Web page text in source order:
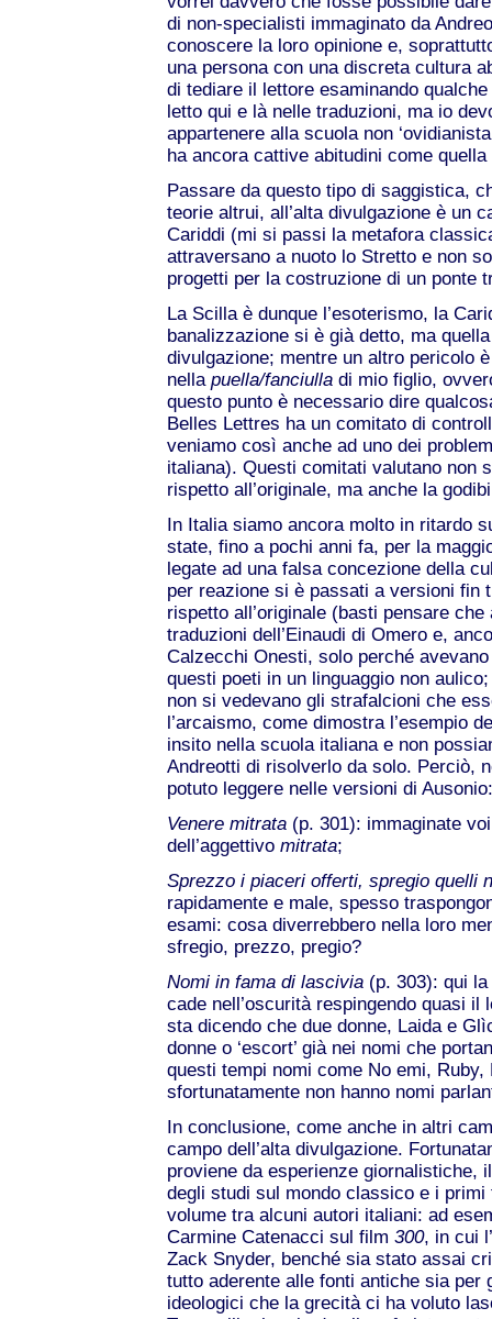
di non-specialisti immaginato da
conoscere la loro opinione e,
una persona con una discreta cultura
di tediare il lettore esaminando
letto qui e là nelle traduzioni, ma io
appartenere alla scuola non
ha ancora cattive abitudini come
Passare da questo tipo di saggistica,
teorie altrui, all’alta divulgazione è un
Cariddi (mi si passi la metafora
attraversano a nuoto lo Stretto e non
progetti per la costruzione di un ponte
La Scilla è dunque l’esoterismo, la
banalizzazione si è già detto, ma
divulgazione; mentre un altro pericolo
nella puella/fanciulla di mio figlio,
questo punto è necessario dire
Belles Lettres ha un comitato di
veniamo così anche ad uno dei
italiana). Questi comitati valutano non
rispetto all’originale, ma anche la
In Italia siamo ancora molto in ritardo
state, fino a pochi anni fa, per la
legate ad una falsa concezione della
per reazione si è passati a versioni fin
rispetto all’originale (basti pensare
traduzioni dell’Einaudi di Omero e,
Calzecchi Onesti, solo perché
questi poeti in un linguaggio non
non si vedevano gli strafalcioni che
l’arcaismo, come dimostra l’esempio
insito nella scuola italiana e non
Andreotti di risolverlo da solo. Perciò,
potuto leggere nelle versioni di Ausonio:
Venere mitrata (p. 301): immaginate
dell’aggettivo mitrata;
Sprezzo i piaceri offerti, spregio quelli
rapidamente e male, spesso
esami: cosa diverrebbero nella loro
sfregio, prezzo, pregio?
Nomi in fama di lascivia (p. 303): qui
cade nell’oscurità respingendo quasi
sta dicendo che due donne, Laida e
donne o ‘escort’ già nei nomi che
questi tempi nomi come No emi,
sfortunatamente non hanno nomi
In conclusione, come anche in altri
campo dell’alta divulgazione.
proviene da esperienze giornalistiche,
degli studi sul mondo classico e i
volume tra alcuni autori italiani: ad
Carmine Catenacci sul film 300, in cui
Zack Snyder, benché sia stato assai
tutto aderente alle fonti antiche sia
ideologici che la grecità ci ha voluto